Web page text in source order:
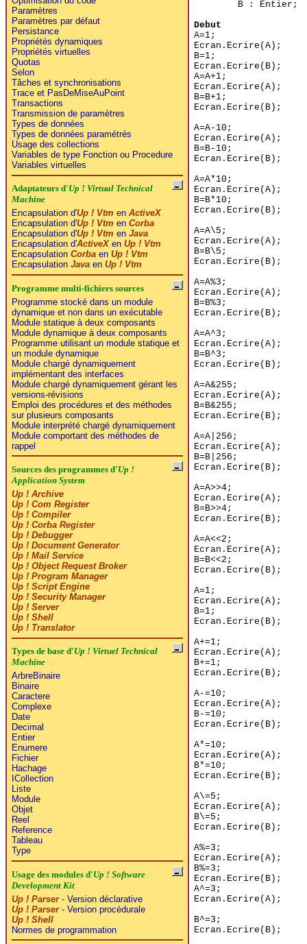
Paramètres
Paramètres par défaut
Persistance
Propriétés dynamiques
Propriétés virtuelles
Quotas
Selon
Tâches et synchronisations
Trace et PasDeMiseAuPoint
Transactions
Transmission de paramètres
Types de données
Types de données paramétrés
Usage des collections
Variables de type Fonction ou Procedure
Variables virtuelles
Adaptateurs d'Up ! Virtual Technical
Machine
Encapsulation d'Up ! Vtm en ActiveX
Encapsulation d'Up ! Vtm en Corba
Encapsulation d'Up ! Vtm en Java
Encapsulation d'ActiveXen Up ! Vtm
Encapsulation Corbaen Up ! Vtm
Encapsulation Javaen Up ! Vtm
Programme multi-fichiers sources
Programme stocké dans un module
dynamique et non dans un exécutable
Module statique à deux composants
Module dynamique à deux composants
Programme utilisant un module statique et
un module dynamique
Module chargé dynamiquement
implémentant des interfaces
Module chargé dynamiquement gérant les
versions-révisions
Emploi des procédures et des méthodes
sur plusieurs composants
Module interprété chargé dynamiquement
Module comportant des méthodes de
rappel
Sources des programmes d'Up !
Application System
Up ! Archive
Up ! Com Register
Up ! Compiler
Up ! Corba Register
Up ! Debugger
Up ! Document Generator
Up ! Mail Service
Up ! Object Request Broker
Up ! Program Manager
Up ! Script Engine
Up ! Security Manager
Up ! Server
Up ! Shell
Up ! Translator
Types de base d'Up ! Virtuel Technical
Machine
ArbreBinaire
Binaire
Caractere
Complexe
Date
Decimal
Entier
Enumere
Fichier
Hachage
ICollection
Liste
Module
Objet
Reel
Reference
Tableau
Type
Usage des modules d'Up ! Software
Development Kit
Up ! Parser- Version déclarative
Up ! Parser- Version procédurale
Up ! Shell
Normes de programmation
B : Entier;
Debut
A=1;
Ecran.Ecrire(A);
B=1;
Ecran.Ecrire(B);
A=A+1;
Ecran.Ecrire(A);
B=B+1;
Ecran.Ecrire(B);
A=A-10;
Ecran.Ecrire(A);
B=B-10;
Ecran.Ecrire(B);
A=A*10;
Ecran.Ecrire(A);
B=B*10;
Ecran.Ecrire(B);
A=A\5;
Ecran.Ecrire(A);
B=B\5;
Ecran.Ecrire(B);
A=A%3;
Ecran.Ecrire(A);
B=B%3;
Ecran.Ecrire(B);
A=A^3;
Ecran.Ecrire(A);
B=B^3;
Ecran.Ecrire(B);
A=A&255;
Ecran.Ecrire(A);
B=B&255;
Ecran.Ecrire(B);
A=A|256;
Ecran.Ecrire(A);
B=B|256;
Ecran.Ecrire(B);
A=A>>4;
Ecran.Ecrire(A);
B=B>>4;
Ecran.Ecrire(B);
A=A<<2;
Ecran.Ecrire(A);
B=B<<2;
Ecran.Ecrire(B);
A=1;
Ecran.Ecrire(A);
B=1;
Ecran.Ecrire(B);
A+=1;
Ecran.Ecrire(A);
B+=1;
Ecran.Ecrire(B);
A-=10;
Ecran.Ecrire(A);
B-=10;
Ecran.Ecrire(B);
A*=10;
Ecran.Ecrire(A);
B*=10;
Ecran.Ecrire(B);
A\=5;
Ecran.Ecrire(A);
B\=5;
Ecran.Ecrire(B);
A%=3;
Ecran.Ecrire(A);
B%=3;
Ecran.Ecrire(B);
A^=3;
Ecran.Ecrire(A);
B^=3;
Ecran.Ecrire(B);